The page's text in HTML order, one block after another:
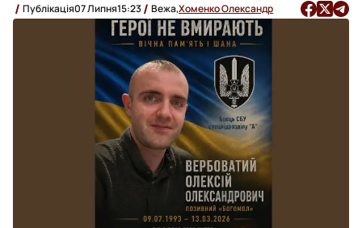
Публікація07 Липня15:23 Вежа,Хоменко Олександр